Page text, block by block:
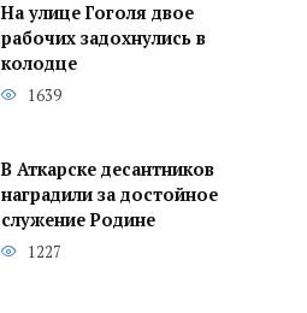
На улице Гоголя двое
рабочих задохнулись в
колодце
1639
В Аткарске десантников
наградили за достойное
служение Родине
1227